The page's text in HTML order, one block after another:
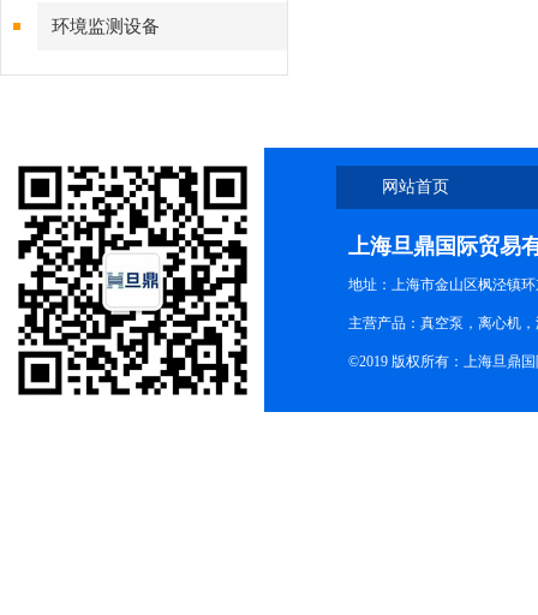
环境监测设备
网站首页
上海旦鼎国际贸易
地址：上海市金山区枫泾镇
主营产品：真空泵，离心机
©2019 版权所有：上海旦鼎